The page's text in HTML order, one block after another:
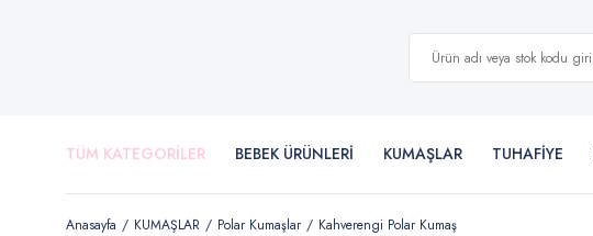
TÜM KATEGORİLER BEBEK ÜRÜNLERİ KUMAŞLAR TUHAFİYE
Anasayfa KUMAŞLAR Polar Kumaşlar Kahverengi Polar Kumaş